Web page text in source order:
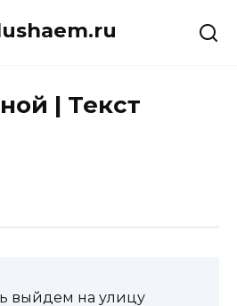
| Текст
выйдем на улицу